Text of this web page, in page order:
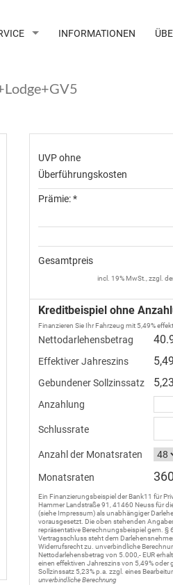
INFORMATIONEN
UVP ohne
Überführungskosten
Prämie: *
Gesamtpreis
incl. 19% MwSt., zzgl.
Kreditbeispiel ohne
Finanzieren Sie Ihr Fahrzeug mit 5,49%
Nettodarlehensbetrag
Effektiver Jahreszins
Gebundener Sollzinssatz
Anzahlung
Schlussrate
Anzahl der Monatsraten
Monatsraten
Ein Finanzierungsbeispiel der Bank11 für
Hammer Landstraße 91, 41460 Neuss für
(siehe Impressum) als unabhängiger
vorausgesetzt. Die oben stehenden
repräsentative Berechnungsbeispiel gem. §
Vertragsschluss steht dem
Widerrufsrecht zu. unverbindliche
Nettodarlehensbetrag von 5.000,- EUR
einen effektiven Jahreszins von 5,49% oder
Sollzinssatz 5,23% p.a. zzgl. eines
unverbindliche Berechnung